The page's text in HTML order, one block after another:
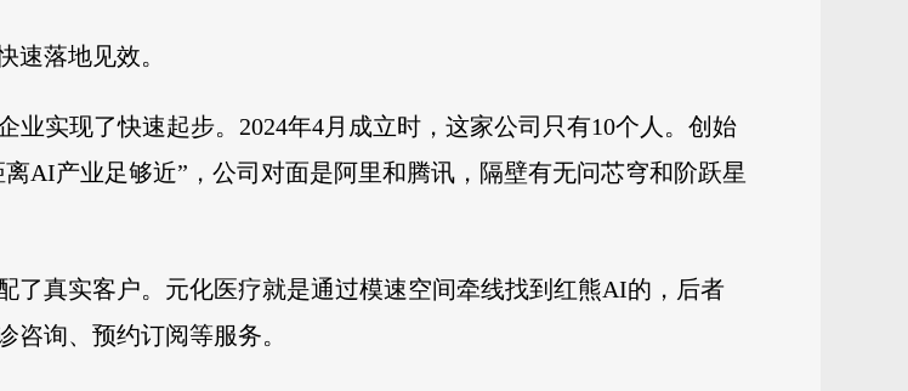
速落地见效。
实现了快速起步。2024年4月成立时，这家公司只有10个人。创始
AI产业足够近”，公司对面是阿里和腾讯，隔壁有无问芯穹和阶跃星
了真实客户。元化医疗就是通过模速空间牵线找到红熊AI的，后者
询、预约订阅等服务。